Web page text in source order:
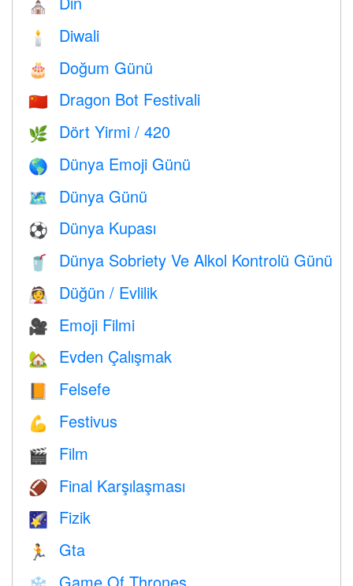
⛪️
🕯 Diwali
🎂 Doğum Günü
🇨🇳 Dragon Bot Festivali
🌿 Dört Yirmi / 420
🌎 Dünya Emoji Günü
🗺️ Dünya Günü
⚽ Dünya Kupası
🥤 Dünya Sobriety Ve Alkol Kontrolü Günü
👰 Düğün / Evlilik
🎥 Emoji Filmi
🏡 Evden Çalışmak
📙 Felsefe
💪 Festivus
🎬 Film
🏈 Final Karşılaşması
🌠 Fizik
🏃 Gta